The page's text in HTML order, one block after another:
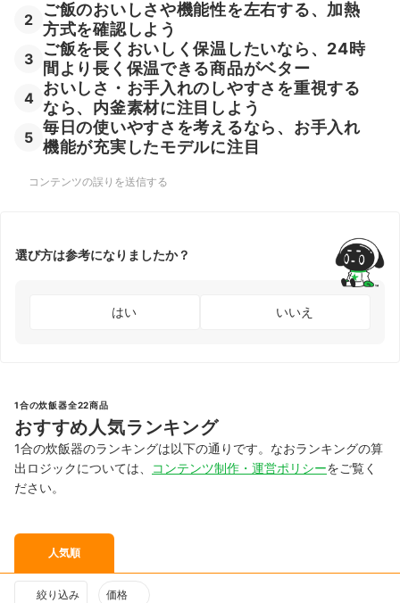
2
ご飯のおいしさや機能性を左右する、加熱
方式を確認しよう
3
ご飯を長くおいしく保温したいなら、24時
間より長く保温できる商品がベター
4
おいしさ・お手入れのしやすさを重視する
なら、内釜素材に注目しよう
5
毎日の使いやすさを考えるなら、お手入れ
機能が充実したモデルに注目
コンテンツの誤りを送信する
選び方は参考になりましたか？
はい いいえ
1合の炊飯器全22商品
おすすめ人気ランキング
1合の炊飯器のランキングは以下の通りです。なおランキングの算
出ロジックについては、
コンテンツ制作・運営ポリシーをご覧く
ださい。
人気順
絞り込み 価格